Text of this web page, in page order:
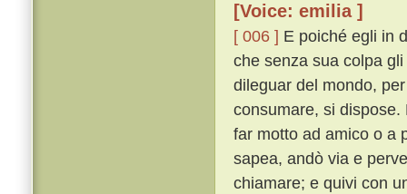
[Voice: emilia ]
[ 006 ] E poiché egli in
che senza sua colpa
dileguar del mondo,
consumare, si
far motto ad amico o a
sapea, andò via e
chiamare; e quivi con